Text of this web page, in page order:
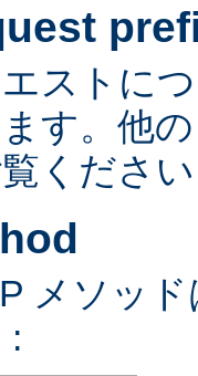
エストに
す。他
ください
メソッ
: